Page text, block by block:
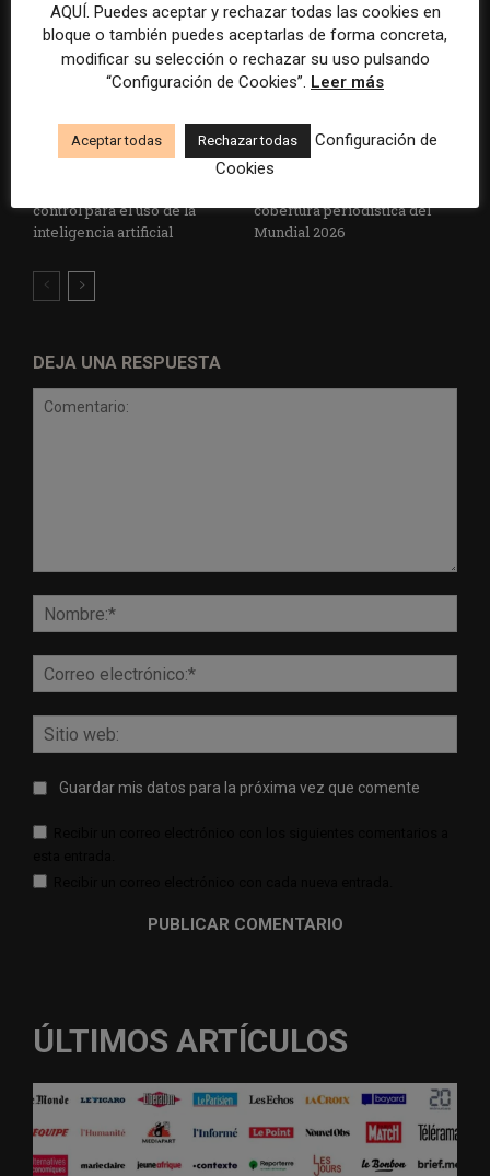
control para el uso de la
inteligencia artificial
ADEPA crea un premio
cobertura periodística del
Mundial 2026
DEJA UNA RESPUESTA
web:
Guardar mis datos para la próxima vez que comente
ÚLTIMOS ARTÍCULOS
AQUÍ. Puedes aceptar y rechazar todas las cookies en
bloque o también puedes aceptarlas de forma concreta,
modificar su selección o rechazar su uso pulsando
“Configuración de Cookies”. Leer más
Aceptar todas Rechazar todas
Configuración de
Cookies